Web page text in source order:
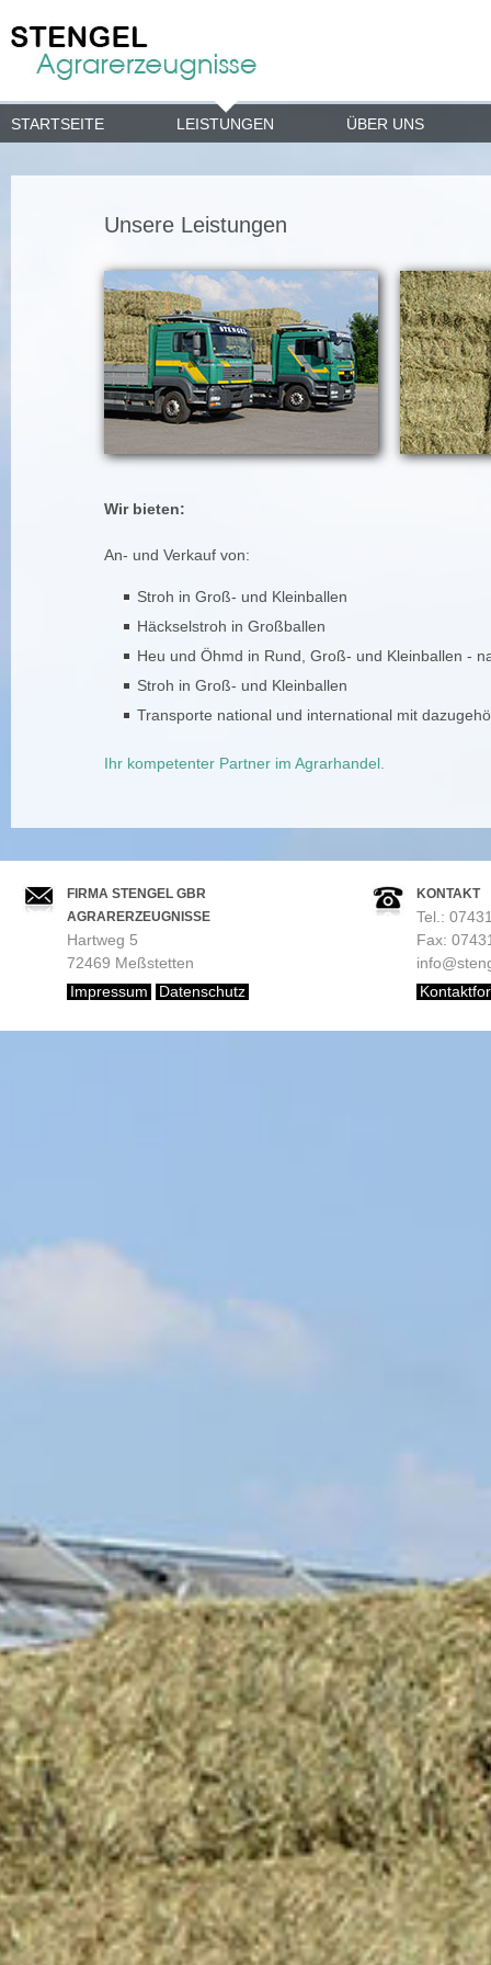
STARTSEITE LEISTUNGEN ÜBER UNS
Unsere Leistungen
Wir bieten:
An- und Verkauf von:
Stroh in Groß- und Kleinballen
Häckselstroh in Großballen
Heu und Öhmd in Rund, Groß- und Kleinballen -
Stroh in Groß- und Kleinballen
Transporte national und international mit
Ihr kompetenter Partner im Agrarhandel.
FIRMA STENGEL GBR
AGRARERZEUGNISSE
Hartweg 5
72469 Meßstetten
Impressum
Datenschutz
KONTAKT
Tel.:
Fax: